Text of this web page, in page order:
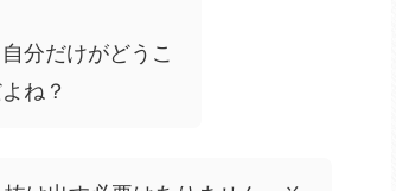
分だけがどうこ
ね？